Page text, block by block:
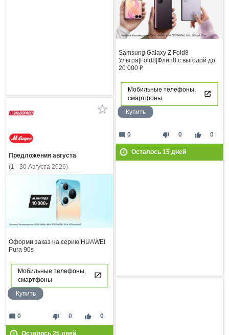
Samsung Galaxy Z Fold8
Ультра|Fold8|Флип8 с выгодой до
20 000 ₽
Мобильные телефоны,
смартфоны
Купить
thumb_down 0 thumb_up 0
mode_comment 0
Осталось 15дней
Предложения августа
(1 - 30 Августа 2026)
Оформи заказ на серию HUAWEI
Pura 90s
Мобильные телефоны,
смартфоны
Купить
thumb_down 0 thumb_up 0
mode_comment 0
Осталось 25дней